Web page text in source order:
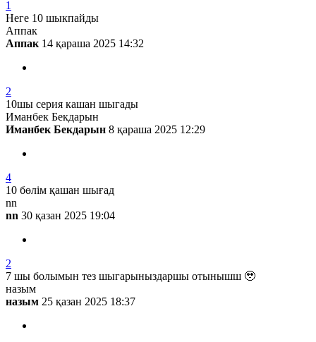
1
Неге 10 шыкпайды
Аппак
Аппак 14 қараша 2025 14:32
2
10шы серия кашан шыгады
Иманбек Бекдарын
Иманбек Бекдарын 8 қараша 2025 12:29
4
10 бөлім қашан шығад
nn
nn 30 қазан 2025 19:04
2
7 шы болымын тез шыгарыныздаршы отынышш 🥹
назым
назым 25 қазан 2025 18:37